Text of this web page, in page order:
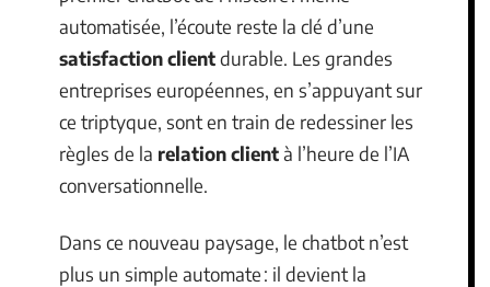
automatisée, l’écoute reste la clé d’une
satisfaction clientdurable. Les grandes
entreprises européennes, en s’appuyant sur
ce triptyque, sont en train de redessiner les
règles de la relation clientà l’heure de l’IA
conversationnelle.
Dans ce nouveau paysage, le chatbot n’est
plus un simple automate : il devient la